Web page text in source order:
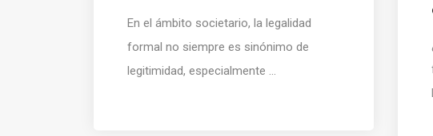
En el ámbito societario, la legalidad
formal no siempre es sinónimo de
legitimidad, especialmente ...